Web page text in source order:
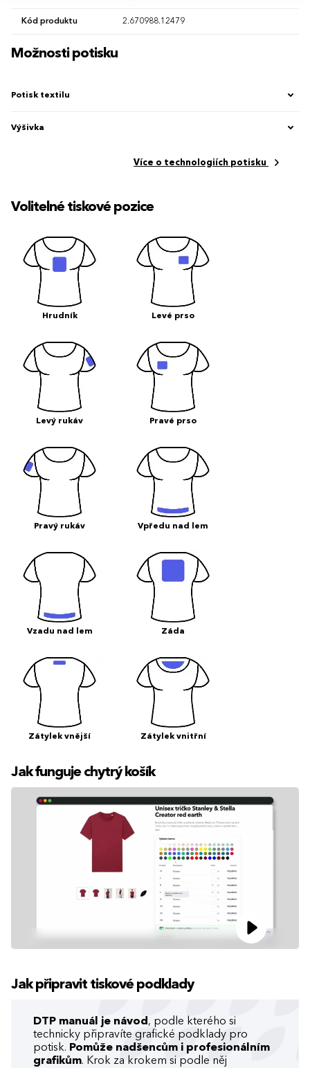
Kód produktu 2.670988.12479
Možnosti potisku
Potisk textilu
Výšivka
Více o technologiích potisku
Volitelné tiskové pozice
Hrudník Levé prso
Levý rukáv Pravé prso
Pravý rukáv Vpředu nad lem
Vzadu nad lem Záda
Zátylek vnější Zátylek vnitřní
Jak funguje chytrý košík
Jak připravit tiskové podklady
DTP manuál je návod , podle kterého si
technicky připravíte grafické podklady pro
potisk. Pomůže nadšencům i profesionálním
grafikům. Krok za krokem si podle něj